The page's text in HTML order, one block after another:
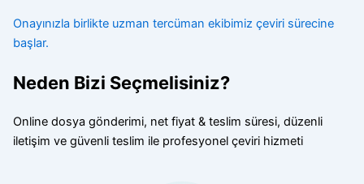
Onayınızla birlikte uzman tercüman ekibimiz çeviri sürecine
başlar.
Neden Bizi Seçmelisiniz?
Online dosya gönderimi, net fiyat & teslim süresi, düzenli
iletişim ve güvenli teslim ile profesyonel çeviri hizmeti